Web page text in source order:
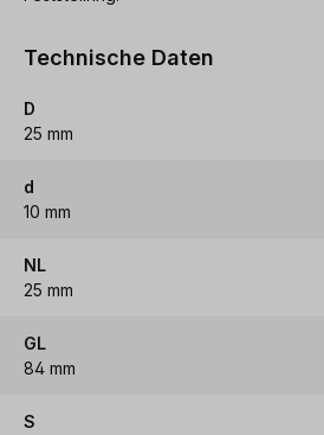
Technische Daten
D
25 mm
d
10 mm
NL
25 mm
GL
84 mm
S